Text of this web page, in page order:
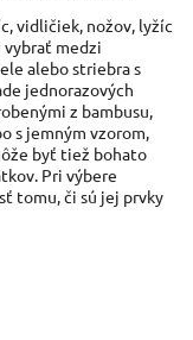
vidličiek, nožov, lyžíc
vybrať medzi
alebo striebra s
jednorazových
z bambusu,
s jemným vzorom,
byť tiež bohato
Pri výbere
tomu, či sú jej prvky